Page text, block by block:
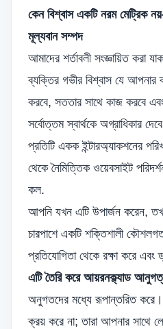
কেন বিশ্বাস একটি নরম মেট্রিক
মূল্যবান সম্পদ
আমাদের শর্তাবলী সংজ্ঞায়িত করা
ব্যক্তির গভীর বিশ্বাস যে আপনার
করবে, সততার সাথে কাজ করবে
সর্বোত্তম স্বার্থকে অগ্রাধিকার
প্রতিটি একক ইন্টারঅ্যাকশনের
থেকেনৈমিত্তিক ওয়েবসাইট
কল.
আপনি যখন এটি উপার্জন করেন,
চারপাশে একটি শক্তিশালী
প্রতিযোগিতা থেকে রক্ষা করে এবং
এটি তৈরি করে আয়রনক্ল্যাড
অনুগতদের মধ্যে রূপান্তরিত
ক্রয় করে না; তারা আপনার সাথে